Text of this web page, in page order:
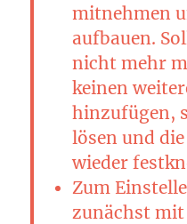
mitnehmen
aufbauen.
nicht mehr
keinen
hinzufügen,
lösen und
wieder
Zum
zunächst mit